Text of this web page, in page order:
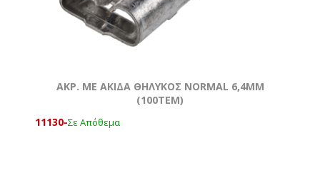
ΑΚΡ. ΜΕ ΑΚΙΔΑ ΘΗΛΥΚΟΣ NORMAL 6,4MM
(100ΤΕΜ)
11130-Σε Απόθεμα